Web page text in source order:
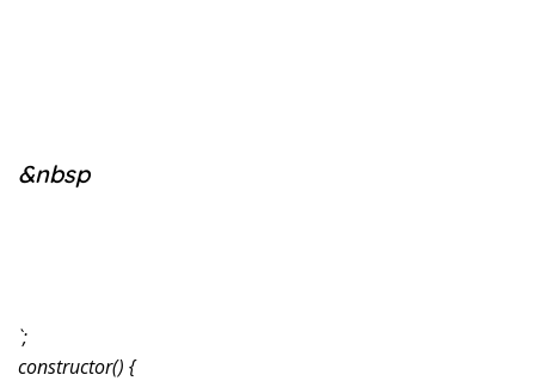
&nbsp
`;
constructor() {